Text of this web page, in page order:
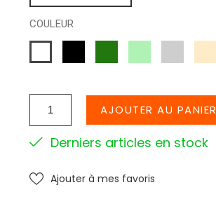
COULEUR
D
SOURI
AJOUTER AU PANIER
Derniers articles en stock
Ajouter à mes favoris